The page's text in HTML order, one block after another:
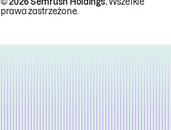
prawa zastrzeżone.